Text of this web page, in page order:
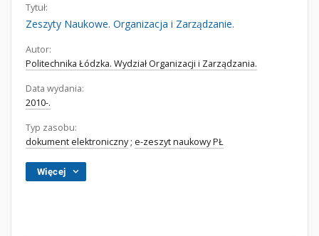
Tytuł:
Zeszyty Naukowe. Organizacja i Zarządzanie.
Autor:
Politechnika Łódzka. Wydział Organizacji i Zarządzania.
Data wydania:
2010-.
Typ zasobu:
dokument elektroniczny; e-zeszyt naukowy PŁ
Więcej